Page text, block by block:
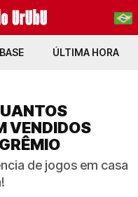
PT-BR ÚLTIMA HORA
VENDIDOS
de jogos em casa